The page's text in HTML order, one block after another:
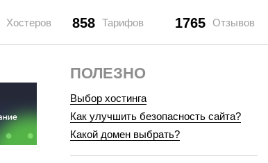
Хостеров 858 Тарифов 1765 Отзывов
ПОЛЕЗНО
Выбор хостинга
Как улучшить безопасность сайта?
Какой домен выбрать?